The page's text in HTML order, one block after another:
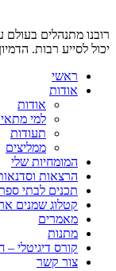
רובנו מתנהלים
יכול לסייע רבות.
ראשי
אודות
אודות
למי
תעודות
ממליצים
המומחיות שלי
הרצאות
תכנים לבתי ספר
קטלוג שמנים
מאמרים
מתנות
קורס דיגיטלי –
צור קשר